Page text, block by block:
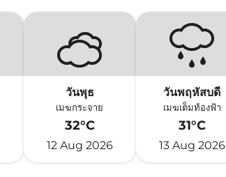
วันพุธ
เมฆกระจาย
32°C
12 Aug 2026
วันพฤหัสบดี
เมฆเต็มท้องฟ้า
31°C
13 Aug 2026